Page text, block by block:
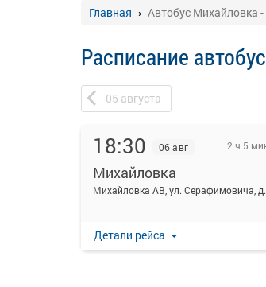
Главная Автобус Михайловка -
Расписание
05 августа
18:30 06 авг 2 ч 5
Михайловка
Михайловка АВ, ул. Серафимовича,
Детали рейса